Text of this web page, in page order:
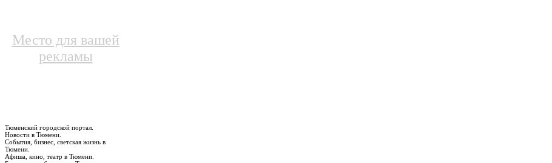
Место для вашей
рекламы
Тюменский городской портал.
Новости в Тюмени.
События, бизнес, светская жизнь в
Тюмени.
Афиша, кино, театр в Тюмени.